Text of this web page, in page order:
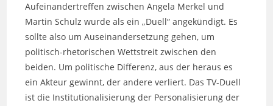
Aufeinandertreffen zwischen Angela Merkel und
Martin Schulz wurde als ein „Duell“ angekündigt. Es
sollte also um Auseinandersetzung gehen, um
politisch-rhetorischen Wettstreit zwischen den
beiden. Um politische Differenz, aus der heraus es
ein Akteur gewinnt, der andere verliert. Das TV-Duell
ist die Institutionalisierung der Personalisierung der